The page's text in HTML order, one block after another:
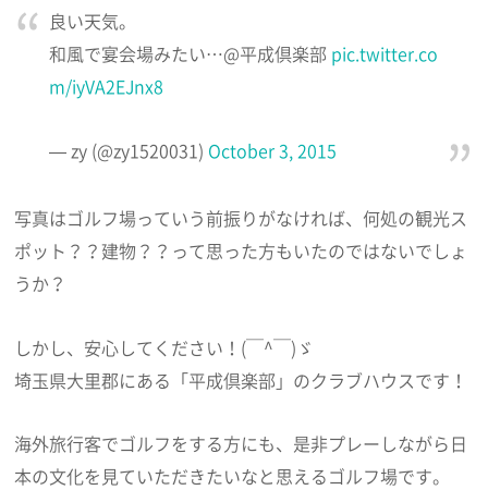
良い天気。
和風で宴会場みたい…@平成倶楽部 pic.twitter.co
m/iyVA2EJnx8
— zy (@zy1520031) October 3, 2015
写真はゴルフ場っていう前振りがなければ、何処の観光ス
ポット？？建物？？って思った方もいたのではないでしょ
うか？
しかし、安心してください！(￣^￣)ゞ
埼玉県大里郡にある「平成倶楽部」のクラブハウスです！
海外旅行客でゴルフをする方にも、是非プレーしながら日
本の文化を見ていただきたいなと思えるゴルフ場です。